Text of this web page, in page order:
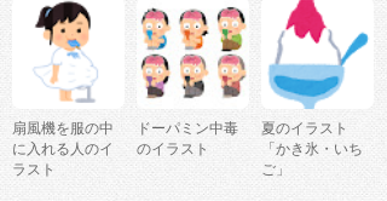
扇風機を服の中
に入れる人のイ
ラスト
ドーパミン中毒
のイラスト
夏のイラスト
「かき氷・いち
ご」